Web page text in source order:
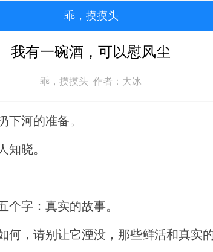
乖，摸摸头
我有一碗酒，可以慰风尘
乖，摸摸头 作者：大冰
河的准备。
知晓。
字：真实的故事。
，请别让它湮没，那些鲜活和真实